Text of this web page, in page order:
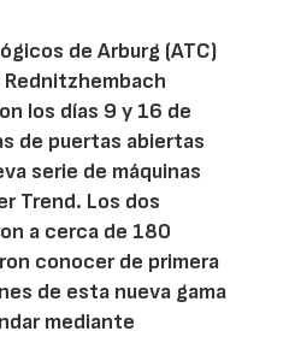
de Arburg (ATC)
Rednitzhembach
los días 9 y 16 de
de puertas abiertas
serie de máquinas
Trend. Los dos
a cerca de 180
conocer de primera
de esta nueva gama
mediante